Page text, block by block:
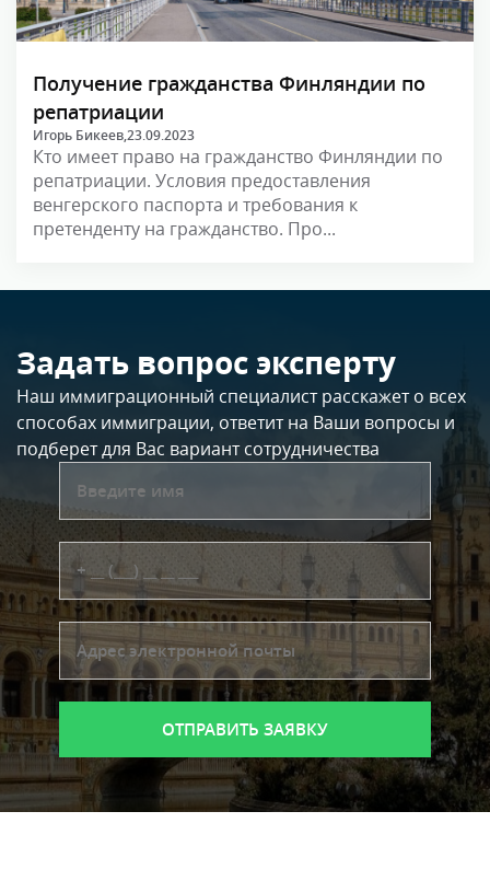
Получение гражданства Финляндии по
репатриации
Игорь Бикеев,23.09.2023
Кто имеет право на гражданство Финляндии по
репатриации. Условия предоставления
венгерского паспорта и требования к
претенденту на гражданство. Про...
Задать вопрос эксперту
Наш иммиграционный специалист расскажет о всех
способах иммиграции, ответит на Ваши вопросы и
подберет для Вас вариант сотрудничества